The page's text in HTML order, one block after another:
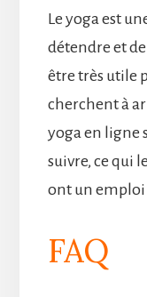
Le yoga est
détendre et
être très utile
cherchent à
yoga en ligne
suivre, ce qui
ont un emploi
FAQ